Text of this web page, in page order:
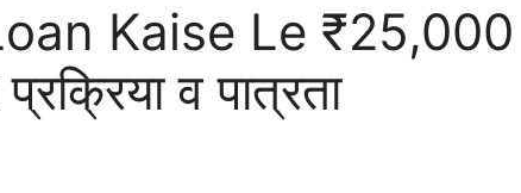
Kaise Le ₹25,000
व पात्रता